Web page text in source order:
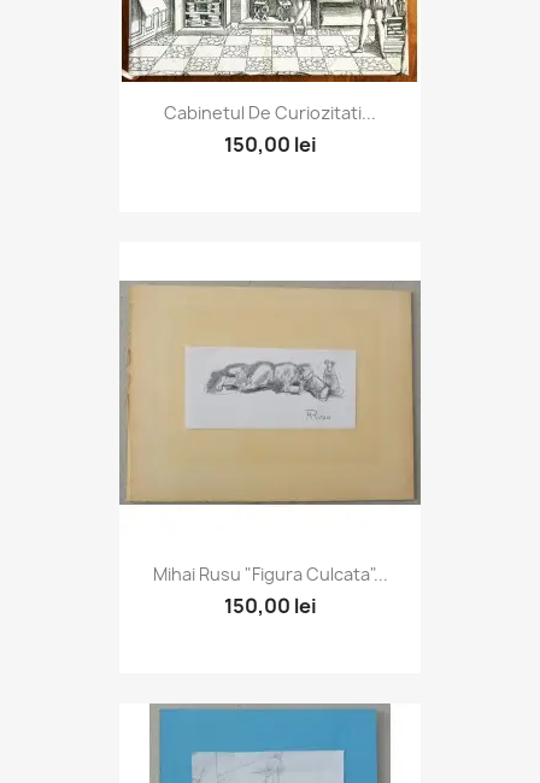
Cabinetul De Curiozitati...
150,00 lei
Mihai Rusu "Figura Culcata"...
150,00 lei